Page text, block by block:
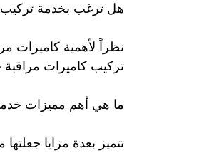
هل ترغب بخدمة تركيب
نظراً لأهمية كاميرات
تركيب كاميرات مراقبة
ما هي أهم مميزات
تتميز بعدة مزايا